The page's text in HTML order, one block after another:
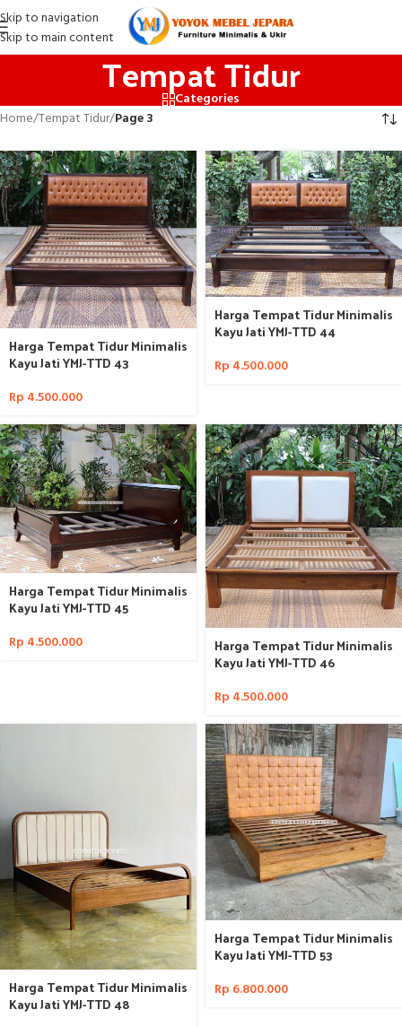
Skip to navigation
Skip to main content
Tempat Tidur
Categories
Home/Tempat Tidur/Page 3
Harga Tempat Tidur Minimalis
Kayu Jati YMJ-TTD 43
Rp 4.500.000
Harga Tempat Tidur Minimalis
Kayu Jati YMJ-TTD 44
Rp 4.500.000
Harga Tempat Tidur Minimalis
Kayu Jati YMJ-TTD 45
Rp 4.500.000 Harga Tempat Tidur Minimalis
Kayu Jati YMJ-TTD 46
Rp 4.500.000
Harga Tempat Tidur Minimalis
Kayu Jati YMJ-TTD 48
Harga Tempat Tidur Minimalis
Kayu Jati YMJ-TTD 53
Rp 6.800.000